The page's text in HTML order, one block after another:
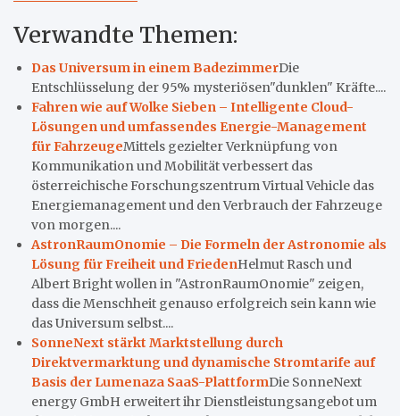
Verwandte Themen:
Das Universum in einem BadezimmerDie
Entschlüsselung der 95% mysteriösen"dunklen" Kräfte....
Fahren wie auf Wolke Sieben – Intelligente Cloud-
Lösungen und umfassendes Energie-Management
für FahrzeugeMittels gezielter Verknüpfung von
Kommunikation und Mobilität verbessert das
österreichische Forschungszentrum Virtual Vehicle das
Energiemanagement und den Verbrauch der Fahrzeuge
von morgen....
AstronRaumOnomie – Die Formeln der Astronomie als
Lösung für Freiheit und FriedenHelmut Rasch und
Albert Bright wollen in "AstronRaumOnomie" zeigen,
dass die Menschheit genauso erfolgreich sein kann wie
das Universum selbst....
SonneNext stärkt Marktstellung durch
Direktvermarktung und dynamische Stromtarife auf
Basis der Lumenaza SaaS-PlattformDie SonneNext
energy GmbH erweitert ihr Dienstleistungsangebot um